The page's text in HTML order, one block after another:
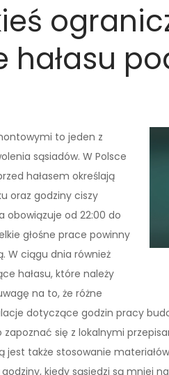
hałasu
to jeden z
sąsiadów. W Polsce
hałasem określają
oraz godziny ciszy
obowiązuje od 22:00 do
głośne prace powinny
W ciągu dnia również
hałasu, które należy
na to, że różne
dotyczące godzin pracy
się z lokalnymi
jest także stosowanie
kiedy sąsiedzi są mniej